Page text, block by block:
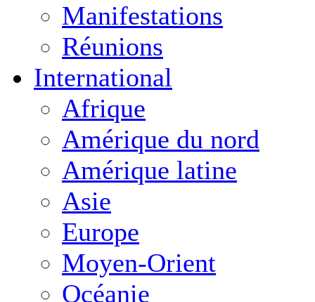
Manifestations
Réunions
International
Afrique
Amérique du nord
Amérique latine
Asie
Europe
Moyen-Orient
Océanie